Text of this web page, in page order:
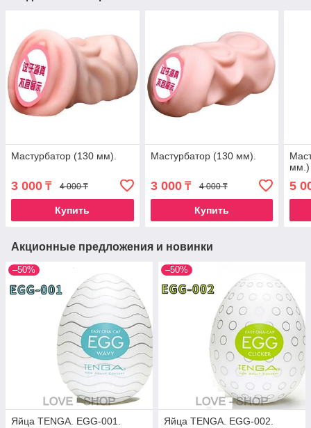
Мастурбатор (130 мм).
3 000 ₸ 4 000 ₸
Купить
Мастурбатор (130 мм).
3 000₸ 4 000 ₸
Купить
мм.)
5
Акционные предложения и новинки
–50%
Яйца TENGA. EGG-001.
–50%
Яйца TENGA. EGG-002.